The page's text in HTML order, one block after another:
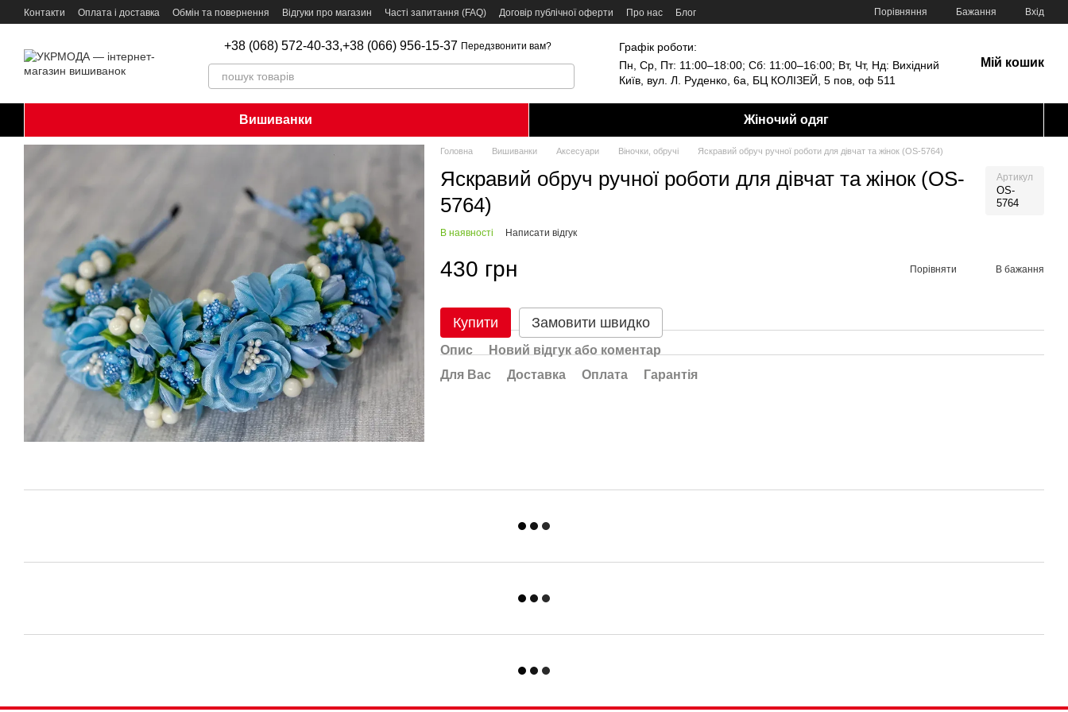
Перейти до основного контенту
Контакти Оплата і доставка Обмін та повернення Відгуки про магазин Часті запитання (FAQ) Договір публічної оферти Про нас Блог Порівняння Бажання Вхід
+38 (068) 572-40-33,+38 (066) 956-15-37 Передзвонити вам?
Графік роботи:
Пн, Ср, Пт: 11:00–18:00; Сб: 11:00–16:00; Вт, Чт, Нд: Вихідний
Київ, вул. Л. Руденко, 6а, БЦ КОЛІЗЕЙ, 5 пов, оф 511
Мій кошик
Вишиванки Жіночий одяг
Головна Вишиванки Аксесуари Віночки, обручі Яскравий обруч ручної роботи для дівчат та жінок (OS-5764)
Яскравий обруч ручної роботи для дівчат та жінок (OS-
5764)
Артикул
OS-
5764
В наявності Написати відгук
430 грн Порівняти В бажання
Купити Замовити швидко
Опис
Новий відгук або коментар
Для Вас
Доставка Оплата Гарантія